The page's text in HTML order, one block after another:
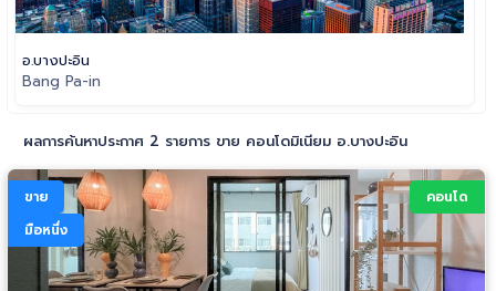
อ.บางปะอิน
Bang Pa-in
ผลการค้นหาประกาศ 2 รายการ ขาย คอนโดมิเนียม อ.บางปะอิน
ขาย
มือหนึ่ง
คอนโด